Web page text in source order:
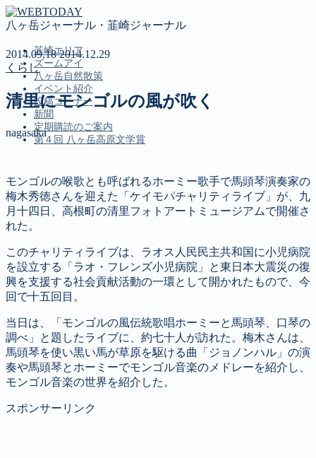
八ヶ岳ジャーナル・韮崎ジャーナル
韮崎エリア
ズームアイ
八ヶ岳自然散策
イベント紹介
投稿コーナー
新聞
定期購読のご案内
第４回 八ヶ岳高原文学賞
MENU
韮崎エリア
イベント紹介
投稿コーナー
新聞
定期購読のご案内
2014.09.182014.12.29
くらし
清里にモンゴルの風が吹く
nagasaka
モンゴルの喉歌とも呼ばれるホーミー歌手で馬頭琴演奏家の
梅木秀徳さんを迎えた「ケイモパチャリティライブ」が、九
月十四日、高根町の清里フォトアートミュージアムで開催さ
れた。
このチャリティライブは、ラオス人民民主共和国に小児病院
を設立する「ラオ・フレンズ小児病院」と東日本大震災の復
興を支援する社会貢献活動の一環として開かれたもので、今
回で十五回目。
当日は、「モンゴルの風伝統歌唱ホーミーと馬頭琴、口琴の
調べ」と題したライブに、約七十人が訪れた。梅木さんは、
馬頭琴を使い黒い馬が草原を駆ける曲「ジョノンハル」の演
奏や馬頭琴とホーミーでモンゴル音楽のメドレーを紹介し、
モンゴル音楽の世界を紹介した。
スポンサーリンク